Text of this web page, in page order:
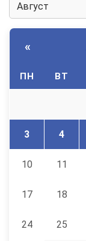
«
ПН ВТ
3 4
10 11
17 18
24 25